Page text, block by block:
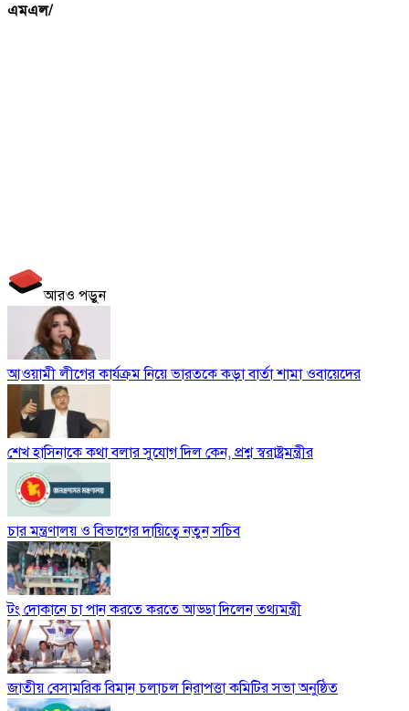
এমএল/
আরও পড়ুন
আওয়ামী লীগের কার্যক্রম নিয়ে ভারতকে কড়া বার্তা শামা ওবায়েদের
শেখ হাসিনাকে কথা বলার সুযোগ দিল কেন, প্রশ্ন স্বরাষ্ট্রমন্ত্রীর
চার মন্ত্রণালয় ও বিভাগের দায়িত্বে নতুন সচিব
টং দোকানে চা পান করতে করতে আড্ডা দিলেন তথ্যমন্ত্রী
জাতীয় বেসামরিক বিমান চলাচল নিরাপত্তা কমিটির সভা অনুষ্ঠিত